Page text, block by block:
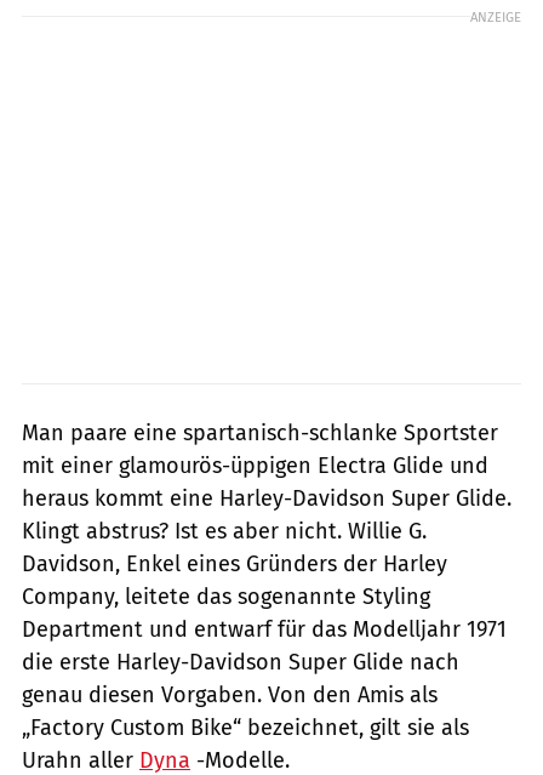
ANZEIGE
Man paare eine spartanisch-schlanke Sportster
mit einer glamourös-üppigen Electra Glide und
heraus kommt eine Harley-Davidson Super Glide.
Klingt abstrus? Ist es aber nicht. Willie G.
Davidson, Enkel eines Gründers der Harley
Company, leitete das sogenannte Styling
Department und entwarf für das Modelljahr 1971
die erste Harley-Davidson Super Glide nach
genau diesen Vorgaben. Von den Amis als
„Factory Custom Bike“ bezeichnet, gilt sie als
Urahn aller Dyna -Modelle.